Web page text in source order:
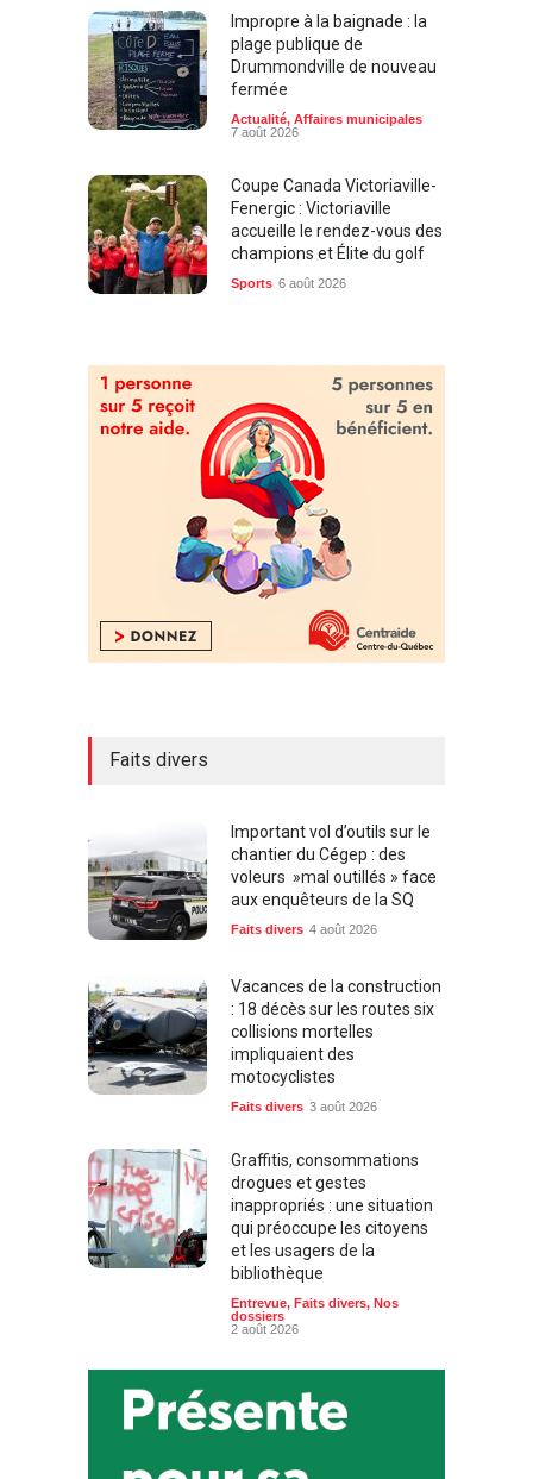
Impropre à la baignade : la
plage publique de
Drummondville de nouveau
fermée
Actualité
7 août 2026
Coupe Canada Victoriaville-
Fenergic : Victoriaville
accueille le rendez-vous des
champions et Élite du golf
Faits divers
Important vol d’outils sur le
chantier du Cégep : des
voleurs »mal outillés » face
aux enquêteurs de la SQ
Vacances de la construction
: 18 décès sur les routes six
collisions mortelles
impliquaient des
motocyclistes
Graffitis, consommations
drogues et gestes
inappropriés : une situation
qui préoccupe les citoyens
et les usagers de la
bibliothèque
dossiers
2 août 2026